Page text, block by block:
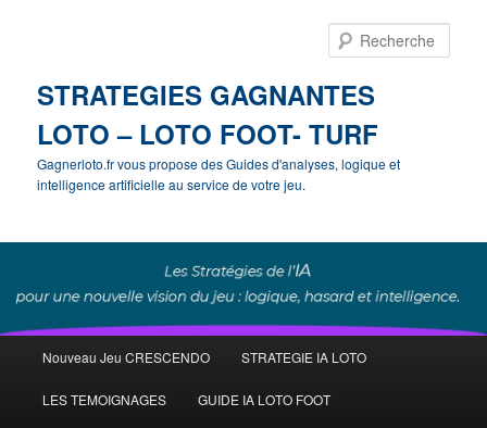
STRATEGIES GAGNANTES
LOTO – LOTO FOOT- TURF
Gagnerloto.fr vous propose des Guides d'analyses, logique et
intelligence artificielle au service de votre jeu.
principal
Aller
au
Aller
au
Nouveau Jeu CRESCENDO STRATEGIE IA LOTO
LES TEMOIGNAGES GUIDE IA LOTO FOOT